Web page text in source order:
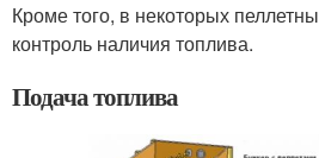
Кроме того, в некоторых
контроль наличия топлива.
Подача топлива